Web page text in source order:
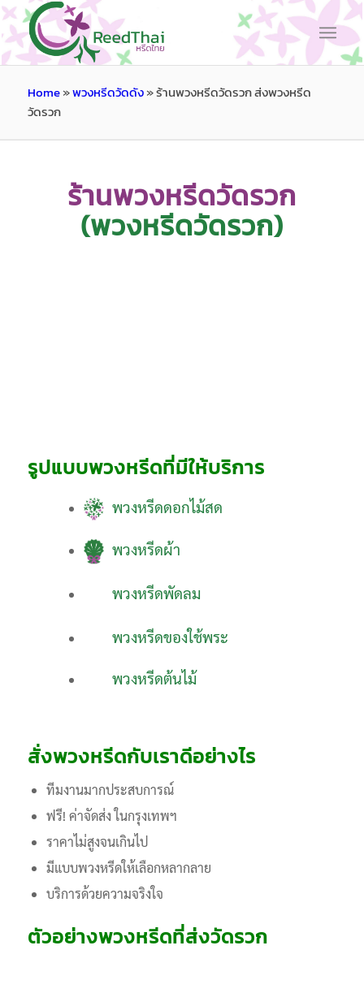
Home»พวงหรีดวัดดัง»ร้านพวงหรีดวัดรวก ส่งพวงหรีด
วัดรวก
ร้านพวงหรีดวัดรวก
(พวงหรีดวัดรวก)
รูปแบบพวงหรีดที่มีให้บริการ
พวงหรีดดอกไม้สด
พวงหรีดผ้า
พวงหรีดพัดลม
พวงหรีดของใช้พระ
พวงหรีดต้นไม้
สั่งพวงหรีดกับเราดีอย่างไร
ทีมงานมากประสบการณ์
ฟรี! ค่าจัดส่ง ในกรุงเทพฯ
ราคาไม่สูงจนเกินไป
มีแบบพวงหรีดให้เลือกหลากลาย
บริการด้วยความจริงใจ
ตัวอย่างพวงหรีดที่ส่งวัดรวก